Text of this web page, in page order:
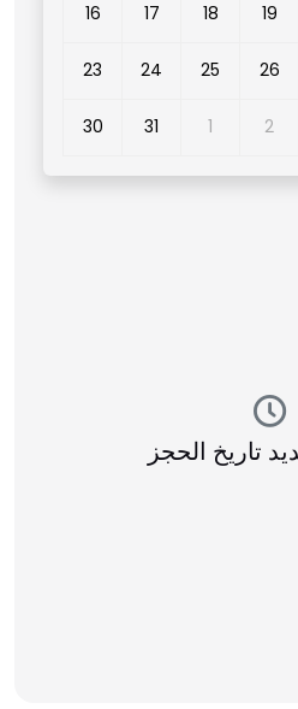
16 17 18 19
23 24 25 26
30 31 1 2
تاريخ الحجز